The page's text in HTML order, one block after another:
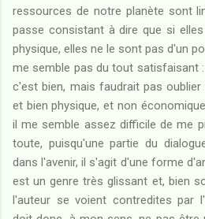
ressources de notre planète sont
passe consistant à dire que si
physique, elles ne le sont pas d'un
me semble pas du tout satisfaisant
c'est bien, mais faudrait pas
et bien physique, et non
il me semble assez difficile de me
toute, puisqu'une partie du
dans l'avenir, il s'agit d'une forme
est un genre très glissant et, bien
l'auteur se voient contredites par